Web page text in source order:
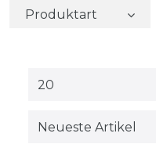
Produktart